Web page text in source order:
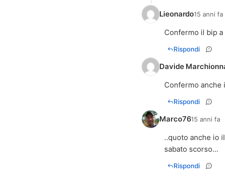
Lieonardo15 anni fa
Confermo il bip
Rispondi
Davide
Confermo anche
Rispondi
Marco7615 anni fa
..quoto anche io
sabato scorso...
Rispondi